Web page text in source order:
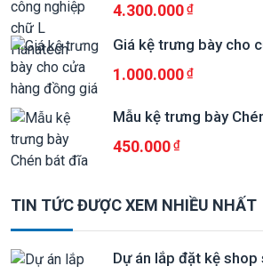
4.300.000
Giá kệ trưng bày cho
1.000.000
Mẫu kệ trưng bày
450.000
TIN TỨC ĐƯỢC XEM NHIỀU NHẤT
Dự án lắp đặt kệ